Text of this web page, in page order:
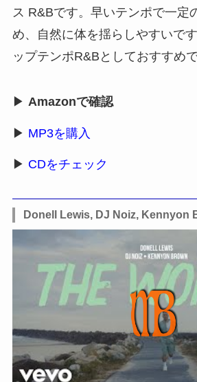
ス R&Bです。早いテンポで一定
め、自然に体を揺らしやすいで
ップテンポR&Bとしておすすめで
▶ Amazonで確認
▶ MP3を購入
▶ CDをチェック
Donell Lewis, DJ Noiz, Kennyon